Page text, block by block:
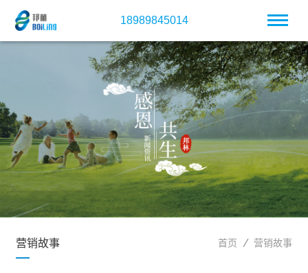
18989845014
营销故事 首页 营销故事